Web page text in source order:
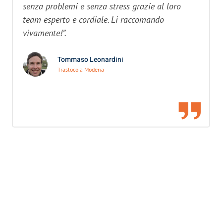
senza problemi e senza stress grazie al loro
team esperto e cordiale. Li raccomando
vivamente!”.
Tommaso Leonardini
Trasloco a Modena